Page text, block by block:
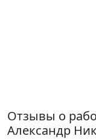
Отзывы о
Александр